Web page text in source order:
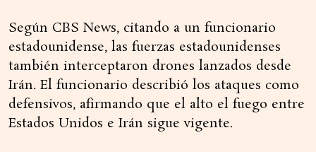
Según CBS News, citando a un funcionario
estadounidense, las fuerzas estadounidenses
también interceptaron drones lanzados desde
Irán. El funcionario describió los ataques como
defensivos, afirmando que el alto el fuego entre
Estados Unidos e Irán sigue vigente.